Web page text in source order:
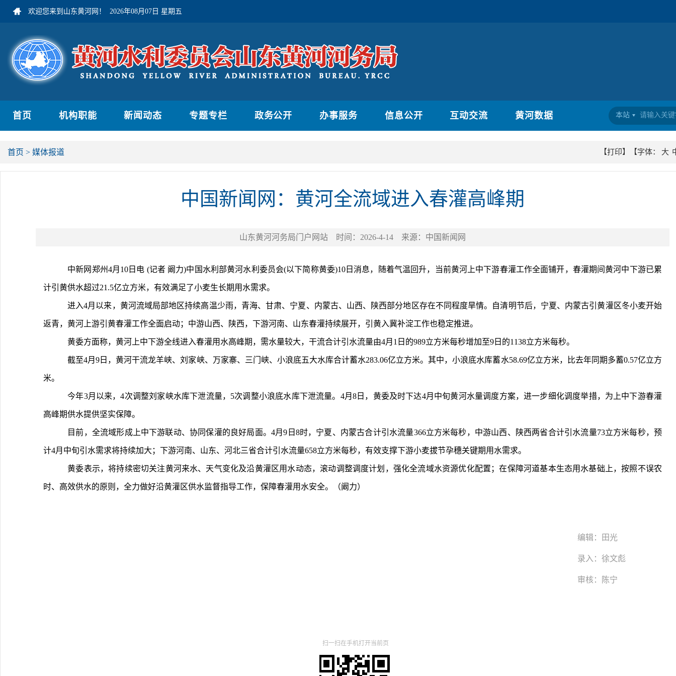
欢迎您来到山东黄河网！ 2026年08月07日 星期五
首页 机构职能 新闻动态 专题专栏 政务公开 办事服务 信息公开 互动交流 黄河数据 本站
首页 > 媒体报道 【打印】 【字体： 大
中国新闻网：黄河全流域进入春灌高峰期
山东黄河河务局门户网站 时间： 2026-4-14 来源： 中国新闻网
计引黄供水超过21.5亿立方米，有效满足了小麦生长期用水需求。
	进入4月以来，黄河流域局部地区持续高温少雨，青海、甘肃、宁夏、内蒙古、山西、陕西部分地区存在不同程度旱情。自清明节后，宁夏、内蒙古引黄灌区冬小麦开始
返青，黄河上游引黄春灌工作全面启动；中游山西、陕西，下游河南、山东春灌持续展开，引黄入冀补淀工作也稳定推进。
	黄委方面称，黄河上中下游全线进入春灌用水高峰期，需水量较大，干流合计引水流量由4月1日的989立方米每秒增加至9日的1138立方米每秒。
	截至4月9日，黄河干流龙羊峡、刘家峡、万家寨、三门峡、小浪底五大水库合计蓄水283.06亿立方米。其中，小浪底水库蓄水58.69亿立方米，比去年同期多蓄0.57亿立方
米。
	今年3月以来，4次调整刘家峡水库下泄流量，5次调整小浪底水库下泄流量。4月8日，黄委及时下达4月中旬黄河水量调度方案，进一步细化调度举措，为上中下游春灌
高峰期供水提供坚实保障。
计4月中旬引水需求将持续加大；下游河南、山东、河北三省合计引水流量658立方米每秒，有效支撑下游小麦拔节孕穗关键期用水需求。
	黄委表示，将持续密切关注黄河来水、天气变化及沿黄灌区用水动态，滚动调整调度计划，强化全流域水资源优化配置；在保障河道基本生态用水基础上，按照不误农
时、高效供水的原则，全力做好沿黄灌区供水监督指导工作，保障春灌用水安全。（阚力）
编辑： 田光
录入： 徐文彪
审核： 陈宁
扫一扫在手机打开当前页